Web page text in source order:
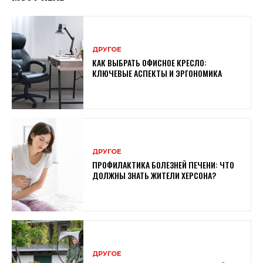
ДРУГОЕ
КАК ВЫБРАТЬ ОФИСНОЕ КРЕСЛО:
КЛЮЧЕВЫЕ АСПЕКТЫ И ЭРГОНОМИКА
ДРУГОЕ
ПРОФИЛАКТИКА БОЛЕЗНЕЙ ПЕЧЕНИ: ЧТО
ДОЛЖНЫ ЗНАТЬ ЖИТЕЛИ ХЕРСОНА?
ДРУГОЕ